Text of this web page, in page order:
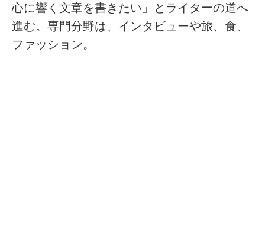
心に響く文章を書きたい」とライターの道へ
進む。専門分野は、インタビューや旅、食、
ファッション。